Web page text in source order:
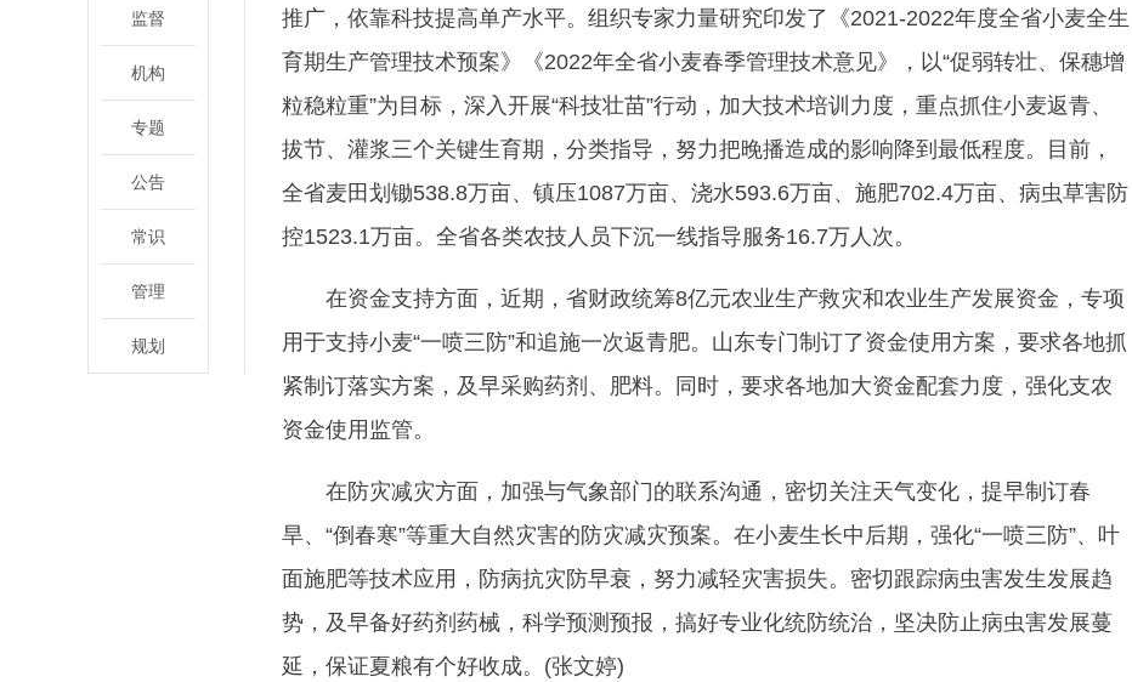
监督
机构
专题
公告
常识
管理
规划
推广，依靠科技提高单产水平。组织专家力量研究印发了《2021-2022年度全省小麦全生
育期生产管理技术预案》《2022年全省小麦春季管理技术意见》，以“促弱转壮、保穗增
粒稳粒重”为目标，深入开展“科技壮苗”行动，加大技术培训力度，重点抓住小麦返青、
拔节、灌浆三个关键生育期，分类指导，努力把晚播造成的影响降到最低程度。目前，
全省麦田划锄538.8万亩、镇压1087万亩、浇水593.6万亩、施肥702.4万亩、病虫草害防
控1523.1万亩。全省各类农技人员下沉一线指导服务16.7万人次。
在资金支持方面，近期，省财政统筹8亿元农业生产救灾和农业生产发展资金，专项
用于支持小麦“一喷三防”和追施一次返青肥。山东专门制订了资金使用方案，要求各地抓
紧制订落实方案，及早采购药剂、肥料。同时，要求各地加大资金配套力度，强化支农
资金使用监管。
在防灾减灾方面，加强与气象部门的联系沟通，密切关注天气变化，提早制订春
旱、“倒春寒”等重大自然灾害的防灾减灾预案。在小麦生长中后期，强化“一喷三防”、叶
面施肥等技术应用，防病抗灾防早衰，努力减轻灾害损失。密切跟踪病虫害发生发展趋
势，及早备好药剂药械，科学预测预报，搞好专业化统防统治，坚决防止病虫害发展蔓
延，保证夏粮有个好收成。(张文婷)